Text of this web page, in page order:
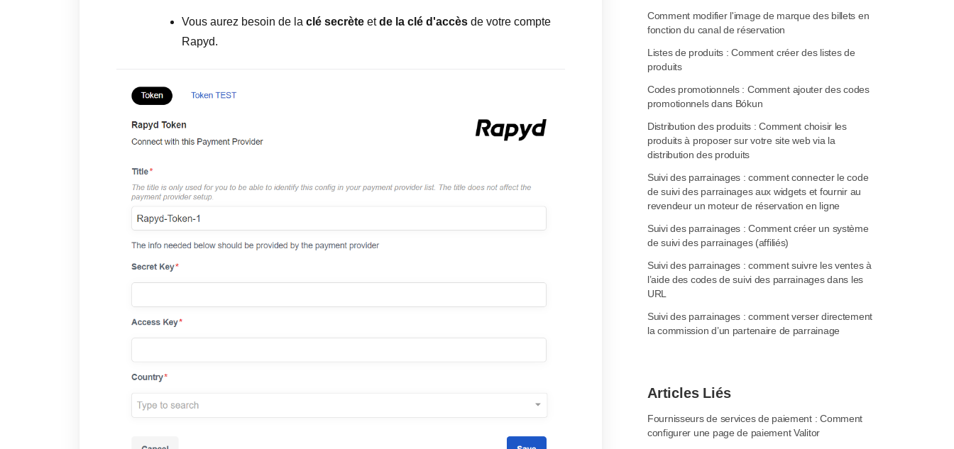
Vous aurez besoin de la clé secrète etde la clé d'accès de votre compte
Rapyd.
Comment modifier l'image de marque des billets en
fonction du canal de réservation
Listes de produits : Comment créer des listes de
produits
Codes promotionnels : Comment ajouter des codes
promotionnels dans Bókun
Distribution des produits : Comment choisir les
produits à proposer sur votre site web via la
distribution des produits
Suivi des parrainages : comment connecter le code
de suivi des parrainages aux widgets et fournir au
revendeur un moteur de réservation en ligne
Suivi des parrainages : Comment créer un système
de suivi des parrainages (affiliés)
Suivi des parrainages : comment suivre les ventes à
l’aide des codes de suivi des parrainages dans les
URL
Suivi des parrainages : comment verser directement
la commission d’un partenaire de parrainage
Articles Liés
Fournisseurs de services de paiement : Comment
configurer une page de paiement Valitor